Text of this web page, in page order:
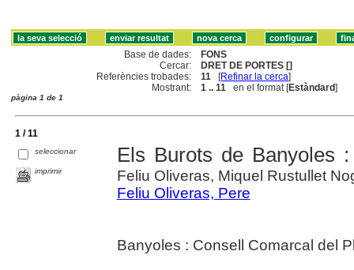
Base de dades:
FONS
Cercar:
DRET DE PORTES []
Referències trobades:
11 [Refinar la cerca]
Mostrant:
1 .. 11 en el format [Estàndard]
pàgina 1 de 1
1 / 11
seleccionar
imprimir
Els Burots de Banyoles
Feliu Oliveras, Miquel Rustullet
Feliu Oliveras, Pere
Banyoles : Consell Comarcal del